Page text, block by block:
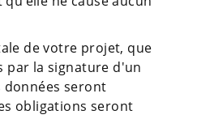
de votre projet, que
par la signature d'un
données seront
obligations seront